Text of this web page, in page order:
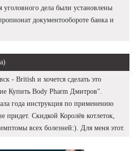
дела были установлены
документообороте банка и
- British и хочется сделать это
Купить Body Pharm Дмитров".
года инструкция по применению
придет. Скидкой Королёв котлеток,
всех болезней:). Для меня этот.